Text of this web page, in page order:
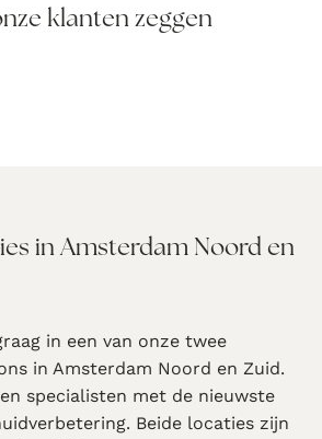
klanten zeggen
in Amsterdam Noord en
in een van onze twee
in Amsterdam Noord en Zuid.
specialisten met de nieuwste
Beide locaties zijn